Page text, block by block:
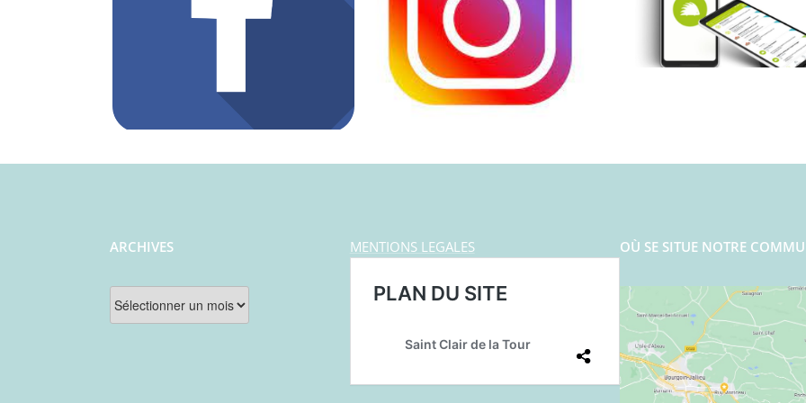
ARCHIVES
Archives
MENTIONS LEGALES OÙ SE SITUE NOTRE